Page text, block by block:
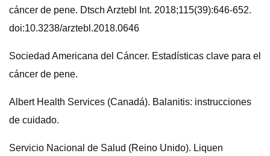
cáncer de pene. Dtsch Arztebl Int. 2018;115(39):646-652.
doi:10.3238/arztebl.2018.0646
Sociedad Americana del Cáncer. Estadísticas clave para el
cáncer de pene.
Albert Health Services (Canadá). Balanitis: instrucciones
de cuidado.
Servicio Nacional de Salud (Reino Unido). Liquen